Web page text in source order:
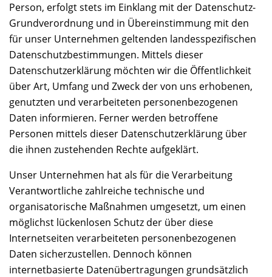
Person, erfolgt stets im Einklang mit der Datenschutz-
Grundverordnung und in Übereinstimmung mit den
für unser Unternehmen geltenden landesspezifischen
Datenschutzbestimmungen. Mittels dieser
Datenschutzerklärung möchten wir die Öffentlichkeit
über Art, Umfang und Zweck der von uns erhobenen,
genutzten und verarbeiteten personenbezogenen
Daten informieren. Ferner werden betroffene
Personen mittels dieser Datenschutzerklärung über
die ihnen zustehenden Rechte aufgeklärt.
Unser Unternehmen hat als für die Verarbeitung
Verantwortliche zahlreiche technische und
organisatorische Maßnahmen umgesetzt, um einen
möglichst lückenlosen Schutz der über diese
Internetseiten verarbeiteten personenbezogenen
Daten sicherzustellen. Dennoch können
internetbasierte Datenübertragungen grundsätzlich